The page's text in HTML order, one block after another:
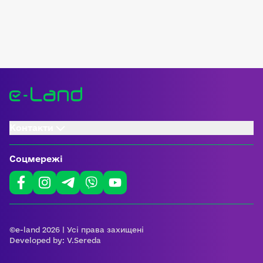
Соцмережі
©e-land 2026 | Усі права захищені
Developed by: V.Sereda